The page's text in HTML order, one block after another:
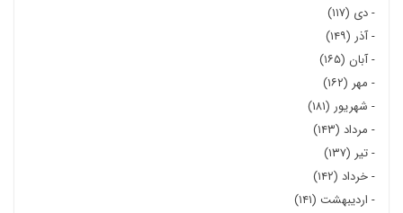
-دی (۱۱۷)
-آذر (۱۴۹)
-آبان (۱۶۵)
- مهر (۱۶۲)
- شهریور (۱۸۱)
- مرداد (۱۴۳)
-تیر (۱۳۷)
-خرداد (۱۴۲)
- اردیبهشت (۱۴۱)